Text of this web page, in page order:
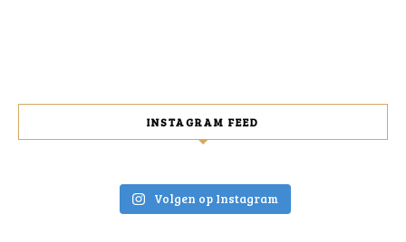
INSTAGRAM FEED
Volgen op Instagram